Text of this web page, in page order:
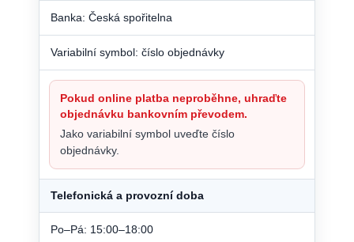
Banka: Česká spořitelna
Variabilní symbol: číslo objednávky
Pokud online platba neproběhne, uhraďte
objednávku bankovním převodem.
Jako variabilní symbol uveďte číslo
objednávky.
Telefonická a provozní doba
Po–Pá: 15:00–18:00